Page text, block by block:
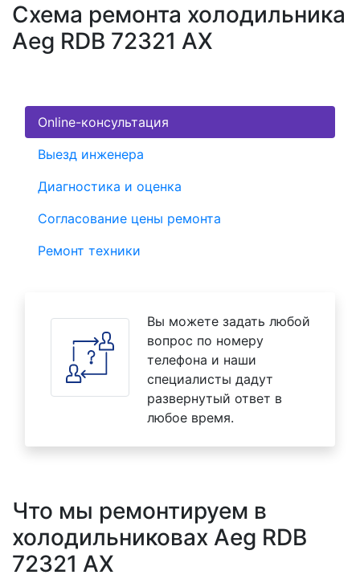
Схема ремонта холодильника
Aeg RDB 72321 AX
Online-консультация
Выезд инженера
Диагностика и оценка
Согласование цены ремонта
Ремонт техники
Вы можете задать любой
вопрос по номеру
телефона и наши
специалисты дадут
развернутый ответ в
любое время.
Что мы ремонтируем в
холодильниковах Aeg RDB
72321 AX